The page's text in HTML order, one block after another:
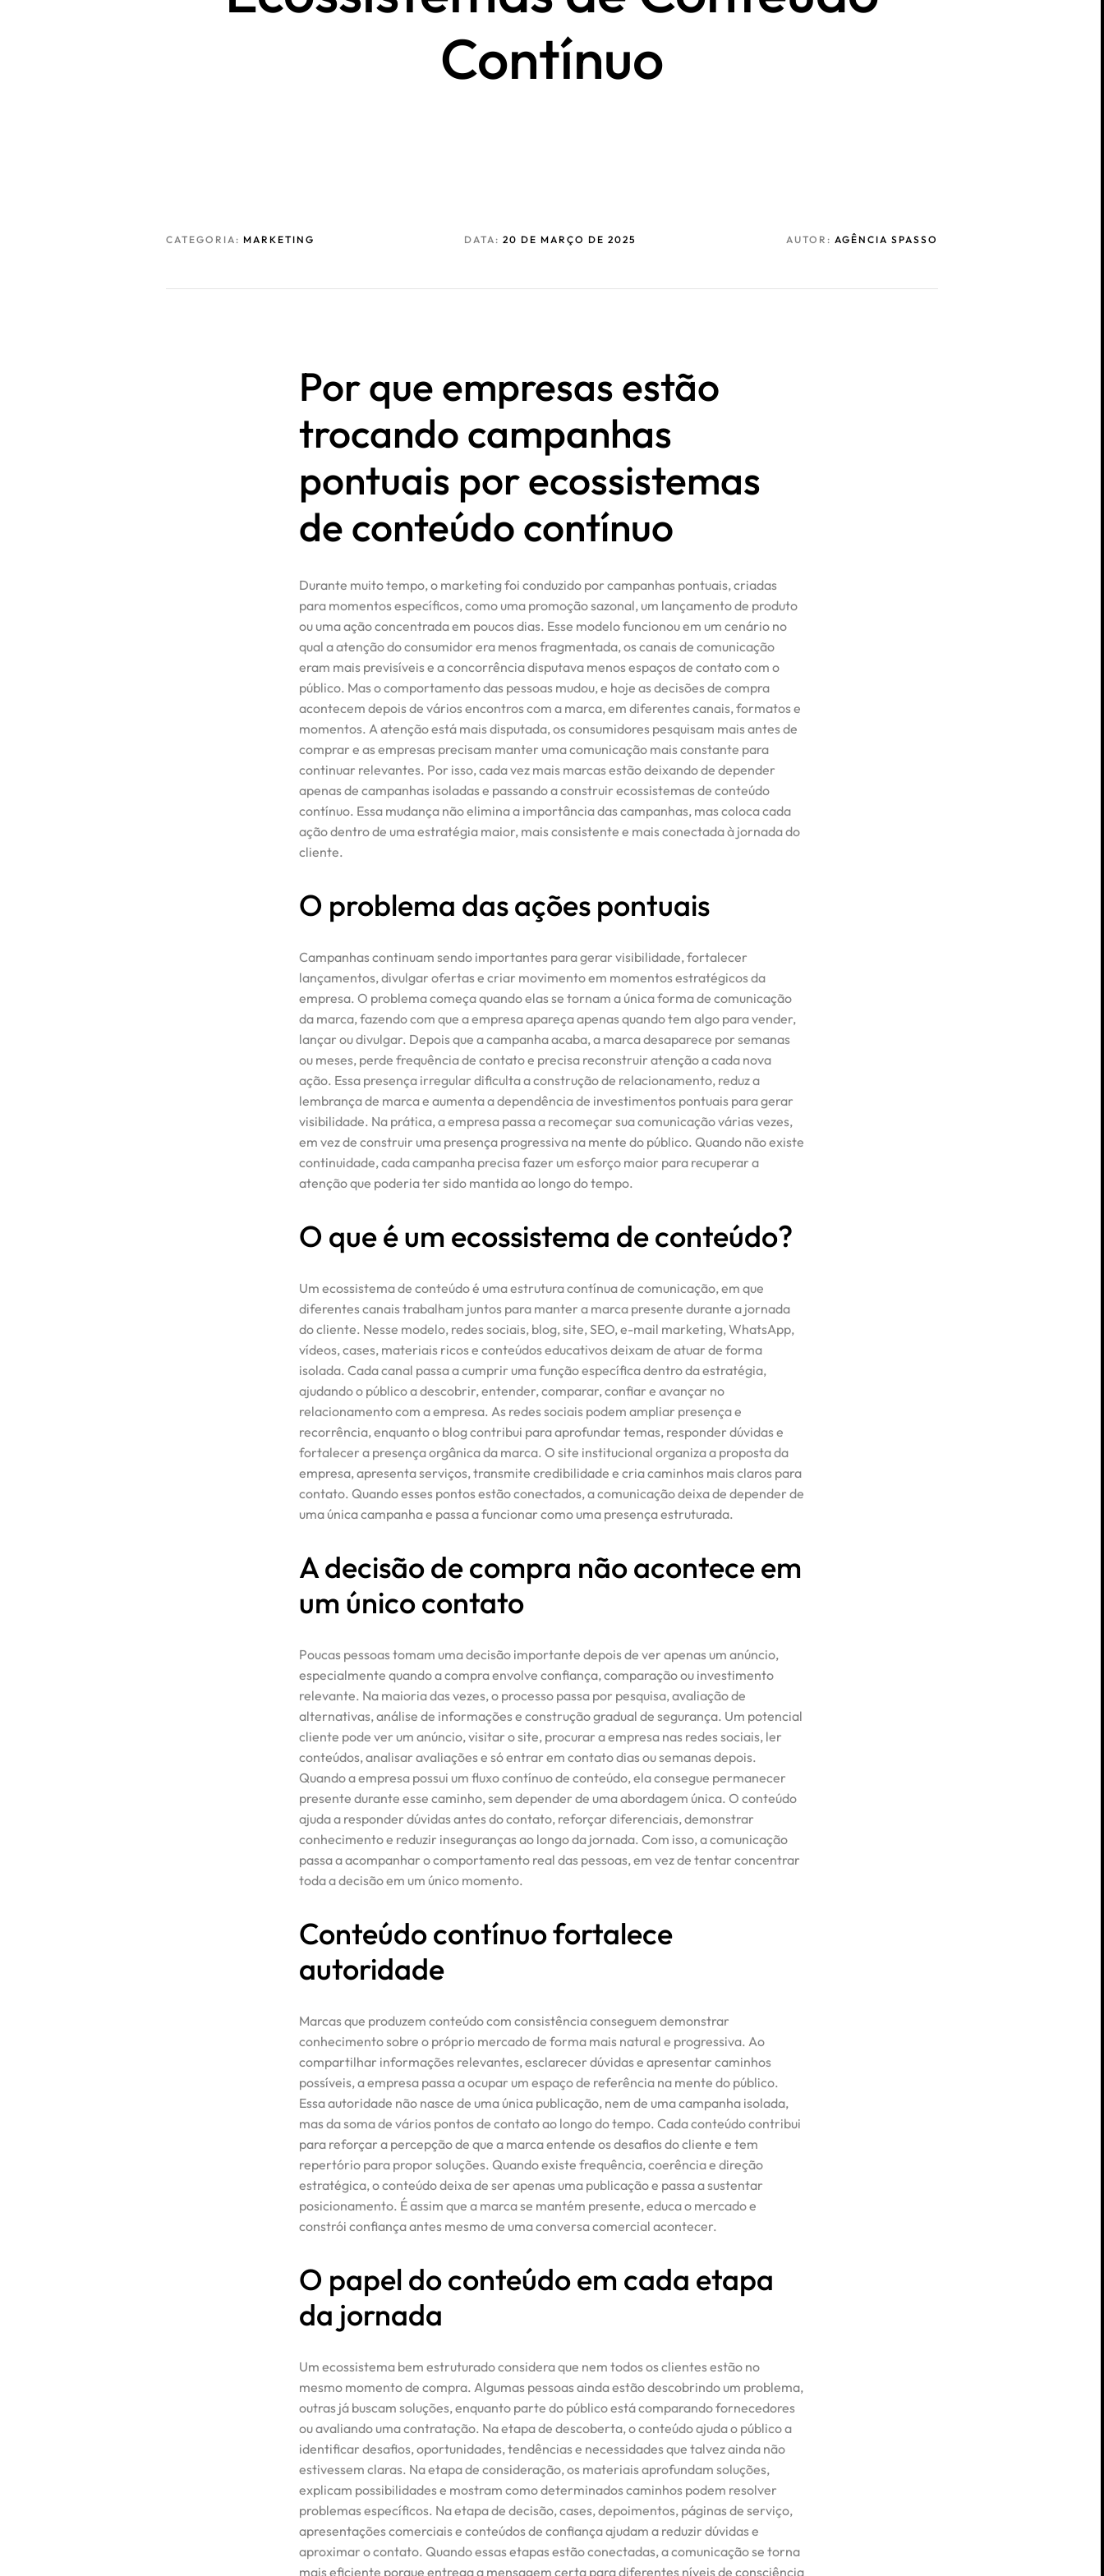
Cases / Projetos
Contínuo
CATEGORIA: MARKETING DATA: 20 DE MARÇO DE 2025 AUTOR: AGÊNCIA SPASSO
Por que empresas estão
trocando campanhas
pontuais por ecossistemas
de conteúdo contínuo
Durante muito tempo, o marketing foi conduzido por campanhas pontuais, criadas
para momentos específicos, como uma promoção sazonal, um lançamento de produto
ou uma ação concentrada em poucos dias. Esse modelo funcionou em um cenário no
qual a atenção do consumidor era menos fragmentada, os canais de comunicação
eram mais previsíveis e a concorrência disputava menos espaços de contato com o
público. Mas o comportamento das pessoas mudou, e hoje as decisões de compra
acontecem depois de vários encontros com a marca, em diferentes canais, formatos e
momentos. A atenção está mais disputada, os consumidores pesquisam mais antes de
comprar e as empresas precisam manter uma comunicação mais constante para
continuar relevantes. Por isso, cada vez mais marcas estão deixando de depender
apenas de campanhas isoladas e passando a construir ecossistemas de conteúdo
contínuo. Essa mudança não elimina a importância das campanhas, mas coloca cada
ação dentro de uma estratégia maior, mais consistente e mais conectada à jornada do
cliente.
O problema das ações pontuais
Campanhas continuam sendo importantes para gerar visibilidade, fortalecer
lançamentos, divulgar ofertas e criar movimento em momentos estratégicos da
empresa. O problema começa quando elas se tornam a única forma de comunicação
da marca, fazendo com que a empresa apareça apenas quando tem algo para vender,
lançar ou divulgar. Depois que a campanha acaba, a marca desaparece por semanas
ou meses, perde frequência de contato e precisa reconstruir atenção a cada nova
ação. Essa presença irregular dificulta a construção de relacionamento, reduz a
lembrança de marca e aumenta a dependência de investimentos pontuais para gerar
visibilidade. Na prática, a empresa passa a recomeçar sua comunicação várias vezes,
em vez de construir uma presença progressiva na mente do público. Quando não existe
continuidade, cada campanha precisa fazer um esforço maior para recuperar a
atenção que poderia ter sido mantida ao longo do tempo.
O que é um ecossistema de conteúdo?
Um ecossistema de conteúdo é uma estrutura contínua de comunicação, em que
diferentes canais trabalham juntos para manter a marca presente durante a jornada
do cliente. Nesse modelo, redes sociais, blog, site, SEO, e-mail marketing, WhatsApp,
vídeos, cases, materiais ricos e conteúdos educativos deixam de atuar de forma
isolada. Cada canal passa a cumprir uma função específica dentro da estratégia,
ajudando o público a descobrir, entender, comparar, confiar e avançar no
relacionamento com a empresa. As redes sociais podem ampliar presença e
recorrência, enquanto o blog contribui para aprofundar temas, responder dúvidas e
fortalecer a presença orgânica da marca. O site institucional organiza a proposta da
empresa, apresenta serviços, transmite credibilidade e cria caminhos mais claros para
contato. Quando esses pontos estão conectados, a comunicação deixa de depender de
uma única campanha e passa a funcionar como uma presença estruturada.
A decisão de compra não acontece em
um único contato
Poucas pessoas tomam uma decisão importante depois de ver apenas um anúncio,
especialmente quando a compra envolve confiança, comparação ou investimento
relevante. Na maioria das vezes, o processo passa por pesquisa, avaliação de
alternativas, análise de informações e construção gradual de segurança. Um potencial
cliente pode ver um anúncio, visitar o site, procurar a empresa nas redes sociais, ler
conteúdos, analisar avaliações e só entrar em contato dias ou semanas depois.
Quando a empresa possui um fluxo contínuo de conteúdo, ela consegue permanecer
presente durante esse caminho, sem depender de uma abordagem única. O conteúdo
ajuda a responder dúvidas antes do contato, reforçar diferenciais, demonstrar
conhecimento e reduzir inseguranças ao longo da jornada. Com isso, a comunicação
passa a acompanhar o comportamento real das pessoas, em vez de tentar concentrar
toda a decisão em um único momento.
Conteúdo contínuo fortalece
autoridade
Marcas que produzem conteúdo com consistência conseguem demonstrar
conhecimento sobre o próprio mercado de forma mais natural e progressiva. Ao
compartilhar informações relevantes, esclarecer dúvidas e apresentar caminhos
possíveis, a empresa passa a ocupar um espaço de referência na mente do público.
Essa autoridade não nasce de uma única publicação, nem de uma campanha isolada,
mas da soma de vários pontos de contato ao longo do tempo. Cada conteúdo contribui
para reforçar a percepção de que a marca entende os desafios do cliente e tem
repertório para propor soluções. Quando existe frequência, coerência e direção
estratégica, o conteúdo deixa de ser apenas uma publicação e passa a sustentar
posicionamento. É assim que a marca se mantém presente, educa o mercado e
constrói confiança antes mesmo de uma conversa comercial acontecer.
O papel do conteúdo em cada etapa
da jornada
Um ecossistema bem estruturado considera que nem todos os clientes estão no
mesmo momento de compra. Algumas pessoas ainda estão descobrindo um problema,
outras já buscam soluções, enquanto parte do público está comparando fornecedores
ou avaliando uma contratação. Na etapa de descoberta, o conteúdo ajuda o público a
identificar desafios, oportunidades, tendências e necessidades que talvez ainda não
estivessem claras. Na etapa de consideração, os materiais aprofundam soluções,
explicam possibilidades e mostram como determinados caminhos podem resolver
problemas específicos. Na etapa de decisão, cases, depoimentos, páginas de serviço,
apresentações comerciais e conteúdos de confiança ajudam a reduzir dúvidas e
aproximar o contato. Quando essas etapas estão conectadas, a comunicação se torna
mais eficiente porque entrega a mensagem certa para diferentes níveis de consciência